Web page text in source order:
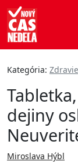
Kategória: Zdravie
dejiny
Miroslava Hýbl